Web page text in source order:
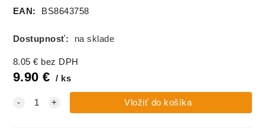
EAN: BS8643758
Dostupnosť: na sklade
8.05 € bez DPH
9.90 € ks